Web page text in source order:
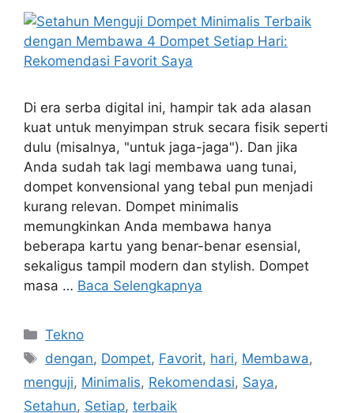
Di era serba digital ini, hampir tak ada alasan
kuat untuk menyimpan struk secara fisik seperti
dulu (misalnya, "untuk jaga-jaga"). Dan jika
Anda sudah tak lagi membawa uang tunai,
dompet konvensional yang tebal pun menjadi
kurang relevan. Dompet minimalis
memungkinkan Anda membawa hanya
beberapa kartu yang benar-benar esensial,
sekaligus tampil modern dan stylish. Dompet
masa … Baca Selengkapnya
Kategori
Tekno
Tag
dengan, Dompet, Favorit, hari, Membawa,
menguji, Minimalis, Rekomendasi, Saya,
Setahun, Setiap, terbaik